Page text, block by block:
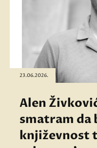
23.06.2026.
Alen
smatram da
književnost